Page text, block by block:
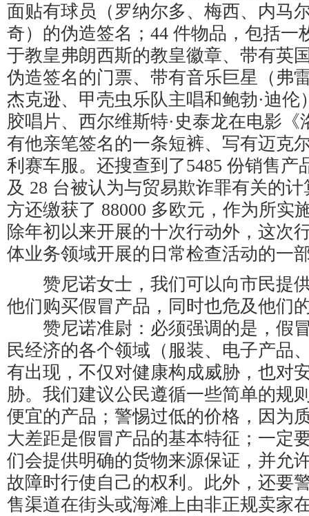
面贴有球员（罗纳尔多、梅西、内马
奇）的伪造签名；44 件物品，包括一
于教皇弗朗西斯的教皇徽章、带有英
伪造签名的门票、带有音乐巨星（弗
杰克逊、甲壳虫乐队主唱和鲍勃·迪伦
胶唱片、西尔维斯特·史泰龙在电影《
有他亲笔签名的一条短裤、写有迈克
利赛车服。还搜查到了5485 份销售产
及 28 台被认为与贸易欺诈罪有关的
方还缴获了 88000 多欧元，作为所实
除年初以来开展的十次行动外，这次
体业务领域开展的日常检查活动的一
赞尼诺女士，我们可以向市民提
他们购买假冒产品，同时也危及他们
赞尼诺准尉：必须强调的是，假
民经济的各个领域（服装、电子产品
有出现，不仅对健康构成威胁，也对
胁。我们建议公民遵循一些简单的规
便宜的产品；警惕过低的价格，因为
大差距是假冒产品的基本特征；一定
们会提供明确的货物来源保证，并允
故障时行使自己的权利。此外，还要
售渠道在街头或海滩上由非正规卖家